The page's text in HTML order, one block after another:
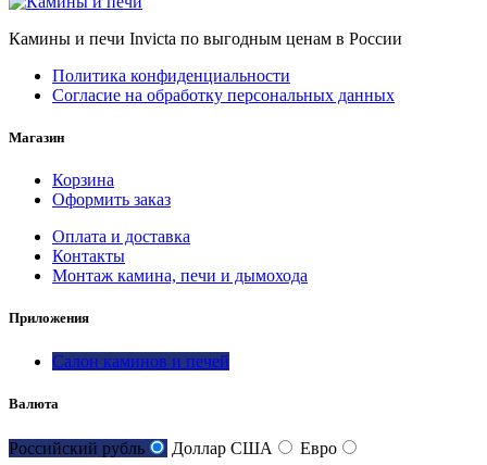
Камины и печи Invicta по выгодным ценам в России
Политика конфиденциальности
Согласие на обработку персональных данных
Магазин
Корзина
Оформить заказ
Оплата и доставка
Контакты
Монтаж камина, печи и дымохода
Приложения
Салон каминов и печей
Валюта
Российский рубль Доллар США Евро